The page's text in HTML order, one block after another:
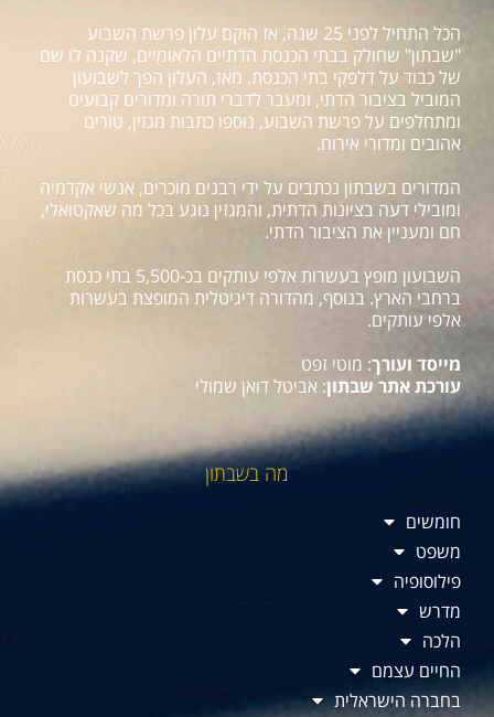
הכל התחיל לפני 25 שנה, אז הוקם עלון פרשת השבוע
"שבתון" שחולק בבתי הכנסת הדתיים הלאומיים, שקנה לו שם
של כבוד על דלפקי בתי הכנסת. מאז, העלון הפך לשבועון
המוביל בציבור הדתי, ומעבר לדברי תורה ומדורים קבועים
ומתחלפים על פרשת השבוע, נוספו כתבות מגזין, טורים
אהובים ומדורי אירוח.
המדורים בשבתון נכתבים על ידי רבנים מוכרים, אנשי אקדמיה
ומובילי דעה בציונות הדתית, והמגזין נוגע בכל מה שאקטואלי,
חם ומעניין את הציבור הדתי.
השבועון מופץ בעשרות אלפי עותקים בכ-5,500 בתי כנסת
ברחבי הארץ. בנוסף, מהדורה דיגיטלית המופצת בעשרות
אלפי עותקים.
מייסד ועורך: מוטי זפט
עורכת אתר שבתון: אביטל דואן שמולי
מה בשבתון
חומשים
משפט
פילוסופיה
מדרש
הלכה
החיים עצמם
בחברה הישראלית